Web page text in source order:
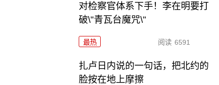
对检察官体系下手！李在明要打
破\"青瓦台魔咒\"
最热 阅读 6591
扎卢日内说的一句话，把北约的
脸按在地上摩擦